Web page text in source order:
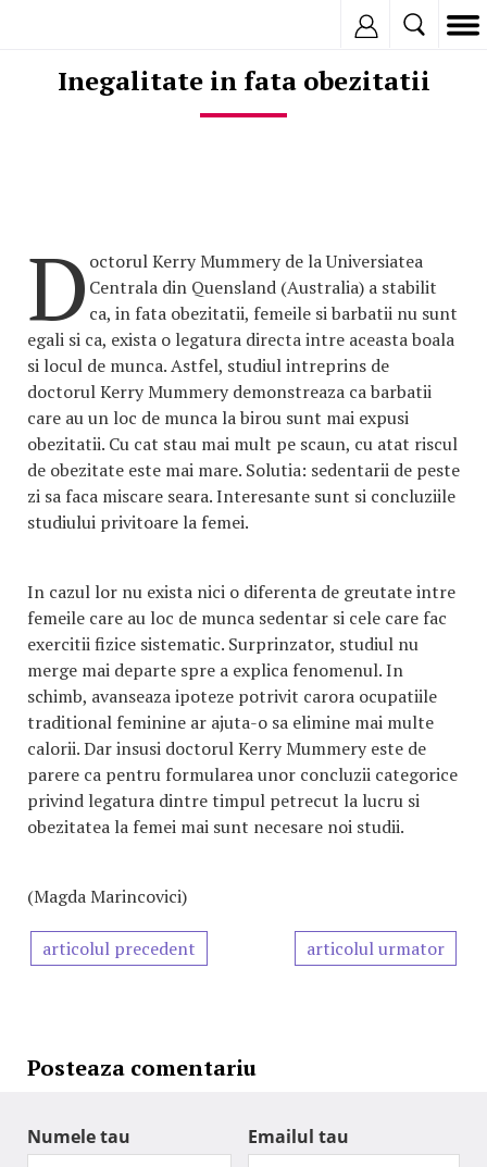
Inegalitate in fata obezitatii
D octorul Kerry Mummery de la Universiatea
Centrala din Quensland (Australia) a stabilit
ca, in fata obezitatii, femeile si barbatii nu sunt
egali si ca, exista o legatura directa intre aceasta boala
si locul de munca. Astfel, studiul intreprins de
doctorul Kerry Mummery demonstreaza ca barbatii
care au un loc de munca la birou sunt mai expusi
obezitatii. Cu cat stau mai mult pe scaun, cu atat riscul
de obezitate este mai mare. Solutia: sedentarii de peste
zi sa faca miscare seara. Interesante sunt si concluziile
studiului privitoare la femei.
In cazul lor nu exista nici o diferenta de greutate intre
femeile care au loc de munca sedentar si cele care fac
exercitii fizice sistematic. Surprinzator, studiul nu
merge mai departe spre a explica fenomenul. In
schimb, avanseaza ipoteze potrivit carora ocupatiile
traditional feminine ar ajuta-o sa elimine mai multe
calorii. Dar insusi doctorul Kerry Mummery este de
parere ca pentru formularea unor concluzii categorice
privind legatura dintre timpul petrecut la lucru si
obezitatea la femei mai sunt necesare noi studii.
(Magda Marincovici)
articolul precedent articolul urmator
Posteaza comentariu
Numele tau Emailul tau